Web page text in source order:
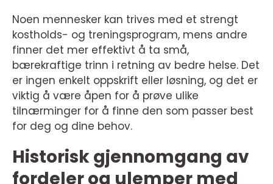
Noen mennesker kan trives med et strengt
kostholds- og treningsprogram, mens andre
finner det mer effektivt å ta små,
bærekraftige trinn i retning av bedre helse. Det
er ingen enkelt oppskrift eller løsning, og det er
viktig å være åpen for å prøve ulike
tilnærminger for å finne den som passer best
for deg og dine behov.
Historisk gjennomgang av
fordeler og ulemper med